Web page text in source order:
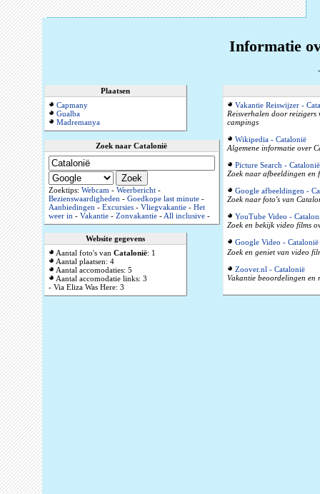
Informatie
Plaatsen
Capmany
Gualba
Madremanya
Zoek naar Catalonië
Zoektips: Webcam- Weerbericht-
Bezienswaardigheden- Goedkope last minute-
Aanbiedingen- Excursies- Vliegvakantie- Het
weer in- Vakantie- Zonvakantie-All inclusive-
Website gegevens
Aantal foto's van Catalonië: 1
Aantal plaatsen: 4
Aantal accomodaties: 5
Aantal accomodatie links: 3
- Via Eliza Was Here: 3
Vakantie Reiswijzer -
Reisverhalen door reizigers
campings
Wikipedia - Catalonië
Algemene informatie over
Picture Search - Catalonië
Zoek naar afbeeldingen en
Google afbeeldingen -
Zoek naar foto's van
YouTube Video -
Zoek en bekijk video films
Google Video - Catalonië
Zoek en geniet van video
Zoover.nl - Catalonië
Vakantie beoordelingen en